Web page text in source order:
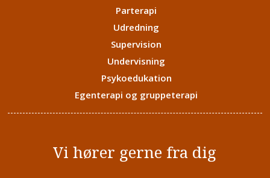
Parterapi
Udredning
Supervision
Undervisning
Psykoedukation
Egenterapi og gruppeterapi
Vi hører gerne fra dig